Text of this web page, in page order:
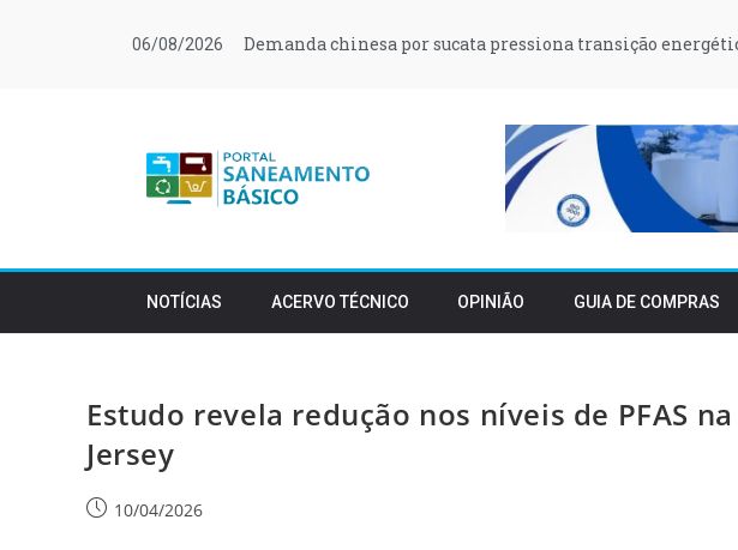
06/08/2026 Demanda chinesa por sucata pressiona transição
NOTÍCIAS ACERVO TÉCNICO OPINIÃO GUIA DE COMPRAS
Estudo revela redução nos níveis de PFAS
Jersey
10/04/2026